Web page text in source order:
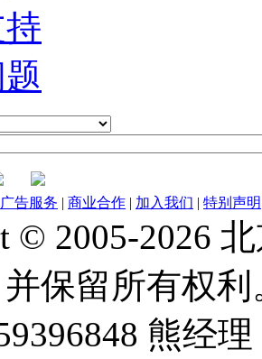
广告服务 | 商业合作 | 加入我们 | 特别声明
© 2005-2026
保留所有权利
熊经